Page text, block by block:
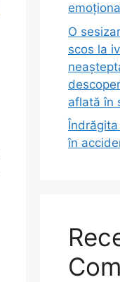
O
scos la
aflată în
în